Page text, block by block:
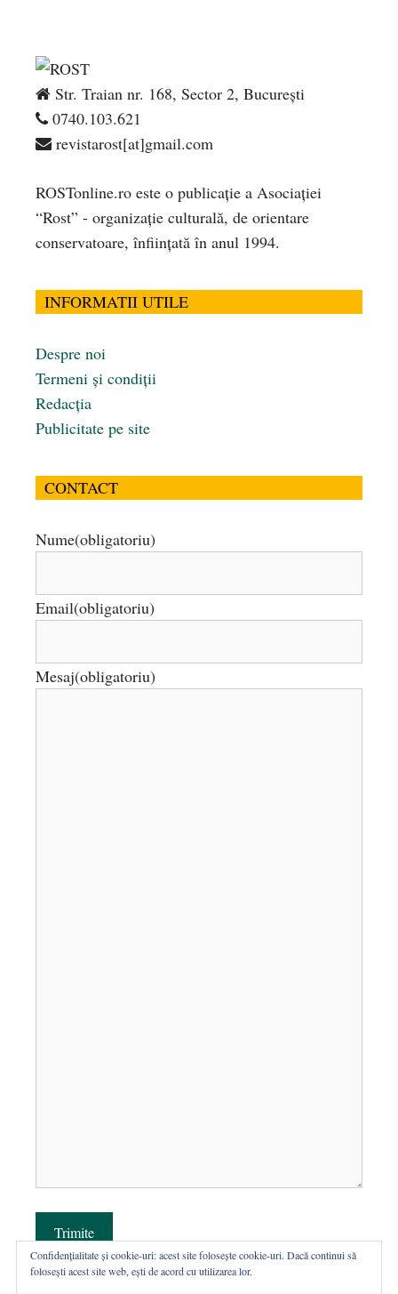
Str. Traian nr. 168, Sector 2, București
0740.103.621
revistarost[at]gmail.com
ROSTonline.ro este o publicaţie a Asociaţiei
“Rost” - organizaţie culturală, de orientare
conservatoare, înfiinţată în anul 1994.
INFORMATII UTILE
Despre noi
Termeni și condiții
Redacția
Publicitate pe site
CONTACT
Nume(obligatoriu)
Email(obligatoriu)
Mesaj(obligatoriu)
Trimite
Confidențialitate și cookie-uri: acest site folosește cookie-uri. Dacă continui să
folosești acest site web, ești de acord cu utilizarea lor.